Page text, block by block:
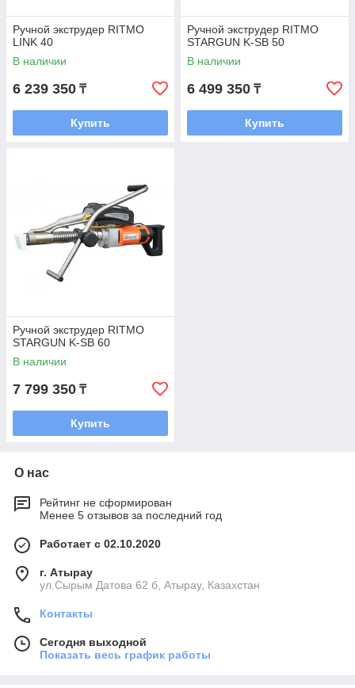
Ручной экструдер RITMO
LINK 40
В наличии
6 239 350 ₸
Купить
Ручной экструдер RITMO
STARGUN K-SB 50
В наличии
6 499 350 ₸
Купить
Ручной экструдер RITMO
STARGUN K-SB 60
В наличии
7 799 350 ₸
Купить
О нас
Рейтинг не сформирован
Менее 5 отзывов за последний год
Работает с 02.10.2020
г. Атырау
ул.Сырым Датова 62 б, Атырау, Казахстан
Контакты
Сегодня выходной
Показать весь график работы